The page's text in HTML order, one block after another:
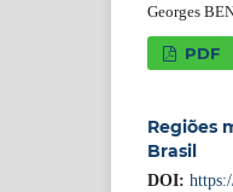
Georges
PDF
Regiões
Brasil
DOI: